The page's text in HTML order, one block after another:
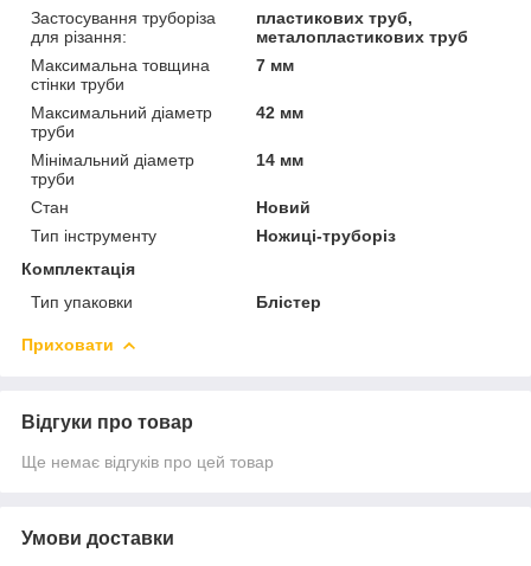
Застосування труборіза
для різання:
пластикових труб,
металопластикових труб
Максимальна товщина
стінки труби
7 мм
Максимальний діаметр
труби
42 мм
Мінімальний діаметр
труби
14 мм
Стан
Новий
Тип інструменту
Ножиці-труборіз
Комплектація
Тип упаковки
Блістер
Приховати
Відгуки про товар
Ще немає відгуків про цей товар
Умови доставки